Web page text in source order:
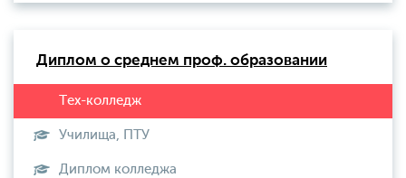
Диплом о среднем проф. образовании
Училища, ПТУ
Диплом колледжа